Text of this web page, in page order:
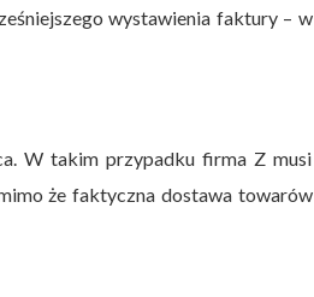
wystawienia faktury – w
W takim przypadku firma Z musi
że faktyczna dostawa towarów